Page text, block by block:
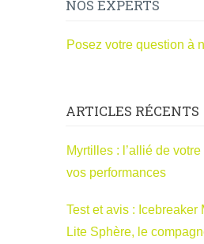
NOS EXPERTS
Posez votre question à
ARTICLES RÉCENTS
Myrtilles : l’allié de
vos performances
Test et avis : Icebreaker
Lite Sphère, le